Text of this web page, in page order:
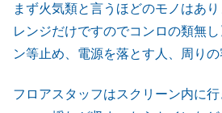
まず火気類と言うほどのモノはあ
レンジだけですのでコンロの類無
ン等止め、電源を落とす人、周りの
フロアスタッフはスクリーン内に